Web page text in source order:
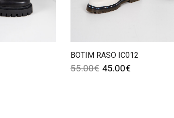
BOTIM RASO IC012
55.00€ 45.00€